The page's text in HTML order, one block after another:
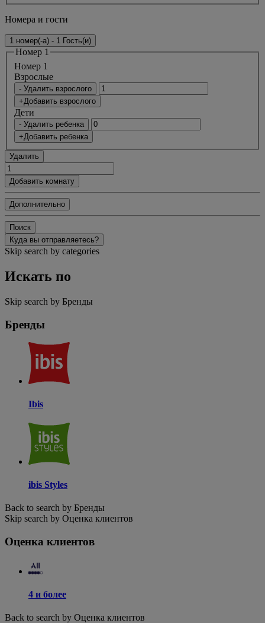
Номера и гости
1 номер(-а) - 1 Гость(и)
Номер 1
Номер 1
Bзрослые
- Удалить взрослого
+Добавить взрослого
Дети
- Удалить ребенка
+Добавить ребенка
Удалить
Добавить комнату
Дополнительно
Поиск
Куда вы отправляетесь?
Skip search by categories
Искать по
Skip search by Бренды
Бренды
Ibis
ibis Styles
Back to search by Бренды
Skip search by Оценка клиентов
Оценка клиентов
4 и более
Back to search by Оценка клиентов